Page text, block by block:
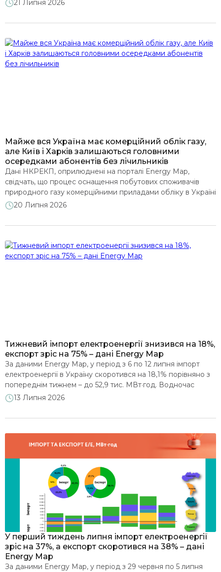
МВт·год. Водночас другий тиждень поспіль Україна
21 Липня 2026
Майже вся Україна має комерційний облік газу,
але Київ і Харків залишаються головними
осередками абонентів без лічильників
Дані НКРЕКП, оприлюднені на порталі Energy Map,
свідчать, що процес оснащення побутових споживачів
природного газу комерційними приладами обліку в Україні
наближається до завершення. Станом на 1 січня 2026 року
діапазоні 98-100%, тоді як основний масив абонентів без
Харкові. Протягом останніх […]
20 Липня 2026
Тижневий імпорт електроенергії знизився на 18%,
експорт зріс на 75% – дані Energy Map
За даними Energy Map, у період з 6 по 12 липня імпорт
електроенергії в Україну скоротився на 18,1% порівняно з
попереднім тижнем – до 52,9 тис. МВт·год. Водночас
експорт збільшився на 75,5% – до 54,3 тис. МВт·год. У
експортера електроенергії: експорт перевищив імпорт на
13 Липня 2026
У перший тиждень липня імпорт електроенергії
зріс на 37%, а експорт скоротився на 38% – дані
Energy Map
За даними Energy Map, у період з 29 червня по 5 липня